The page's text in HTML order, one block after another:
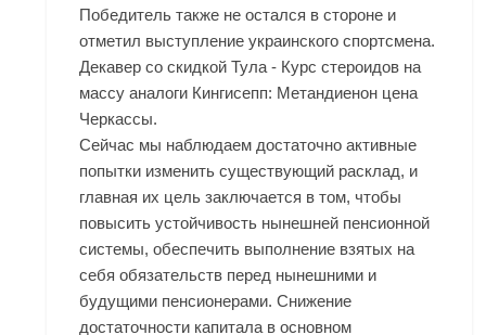
Победитель также не остался в стороне и
отметил выступление украинского спортсмена.
Декавер со скидкой Тула - Курс стероидов на
массу аналоги Кингисепп: Метандиенон цена
Черкассы.
Сейчас мы наблюдаем достаточно активные
попытки изменить существующий расклад, и
главная их цель заключается в том, чтобы
повысить устойчивость нынешней пенсионной
системы, обеспечить выполнение взятых на
себя обязательств перед нынешними и
будущими пенсионерами. Снижение
достаточности капитала в основном